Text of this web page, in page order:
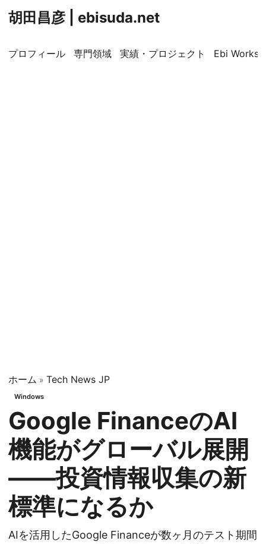
胡田昌彦 | ebisuda.net
プロフィール 専門領域 実績・プロジェクト Ebi
ホーム » Tech News JP
Windows
Google FinanceのAI
機能がグローバル展開
——投資情報収集の新
標準になるか
AIを活用したGoogle Financeが数ヶ月のテスト期間